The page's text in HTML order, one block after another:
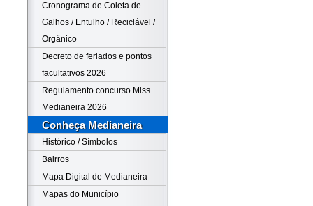
Cronograma de Coleta de
Galhos / Entulho / Reciclável /
Orgânico
Decreto de feriados e pontos
facultativos 2026
Regulamento concurso Miss
Medianeira 2026
Conheça Medianeira
Histórico / Símbolos
Bairros
Mapa Digital de Medianeira
Mapas do Município